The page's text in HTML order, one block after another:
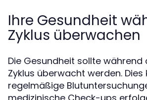
Ihre Gesundheit
Zyklus überwachen
Die Gesundheit sollte
Zyklus überwacht werden. Dies
regelmäßige